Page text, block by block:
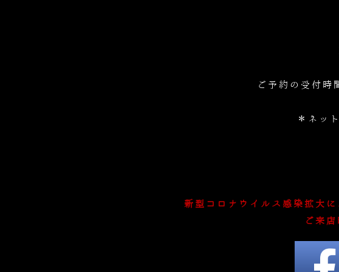
ご予約の受付時
＊ネッ
新型コロナウイルス感染拡大
ご来